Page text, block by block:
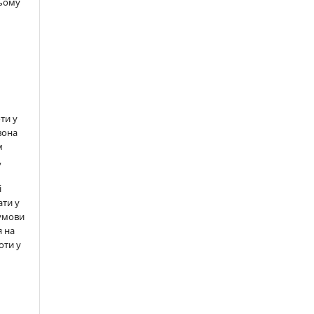
у
у
на
у